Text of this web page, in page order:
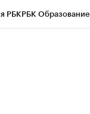
РБКРБК Образование